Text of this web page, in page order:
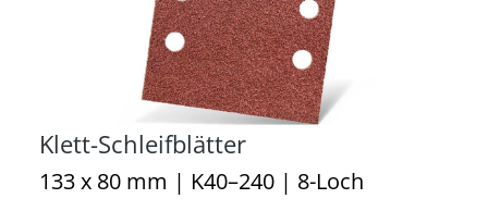
Klett-Schleifblätter
133 x 80 mm | K40–240 | 8-Loch